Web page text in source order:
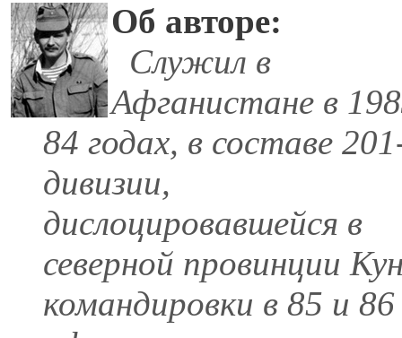
Об авторе:
Служил в
Афганистане в
84 годах, в составе
дивизии,
дислоцировавшейся в
северной провинции
командировки в 85 и